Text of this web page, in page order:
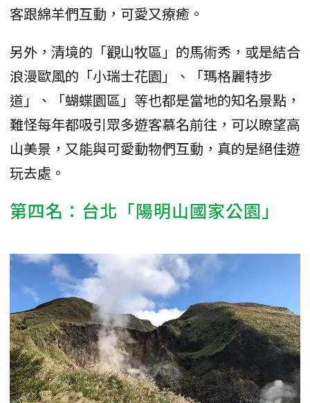
客跟綿羊們互動，可愛又療癒。
另外，清境的「觀山牧區」的馬術秀，或是結合
浪漫歐風的「小瑞士花園」、「瑪格麗特步
道」、「蝴蝶園區」等也都是當地的知名景點，
難怪每年都吸引眾多遊客慕名前往，可以瞭望高
山美景，又能與可愛動物們互動，真的是絕佳遊
玩去處。
第四名：台北「陽明山國家公園」